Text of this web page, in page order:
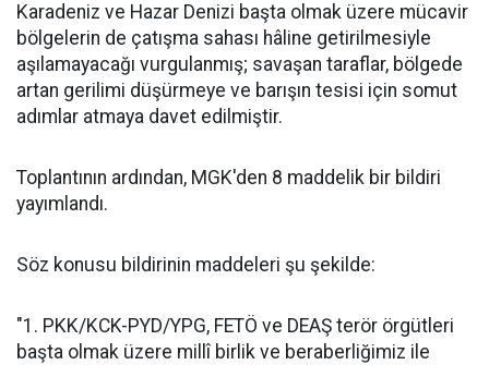
Karadeniz ve Hazar Denizi başta olmak üzere mücavir
bölgelerin de çatışma sahası hâline getirilmesiyle
aşılamayacağı vurgulanmış; savaşan taraflar, bölgede
artan gerilimi düşürmeye ve barışın tesisi için somut
adımlar atmaya davet edilmiştir.
Toplantının ardından, MGK'den 8 maddelik bir bildiri
yayımlandı.
Söz konusu bildirinin maddeleri şu şekilde:
"1. PKK/KCK-PYD/YPG, FETÖ ve DEAŞ terör örgütleri
başta olmak üzere millî birlik ve beraberliğimiz ile